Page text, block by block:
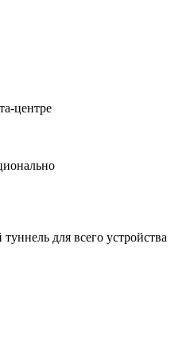
центре
для всего устройства